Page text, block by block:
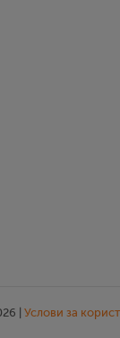
| Услови за